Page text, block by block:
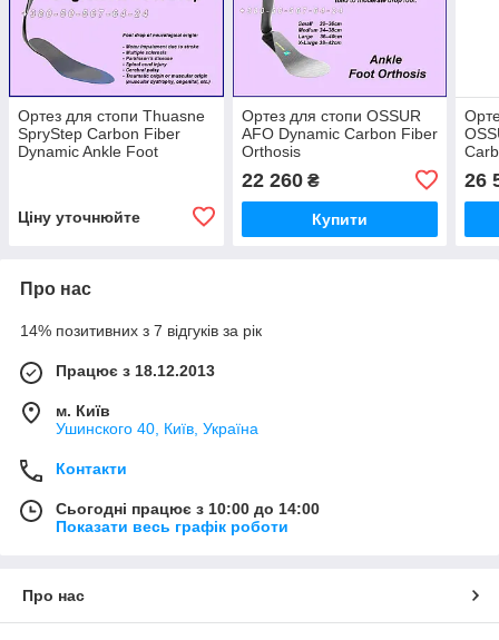
Ортез для стопи Thuasne
SpryStep Carbon Fiber
Dynamic Ankle Foot
Ціну уточнюйте
Ортез для стопи OSSUR
AFO Dynamic Carbon Fiber
Orthosis
22 260₴
Купити
26
Про нас
14% позитивних з 7 відгуків за рік
Працює з 18.12.2013
м. Київ
Ушинского 40, Київ, Україна
Контакти
Сьогодні працює з 10:00 до 14:00
Показати весь графік роботи
Про нас